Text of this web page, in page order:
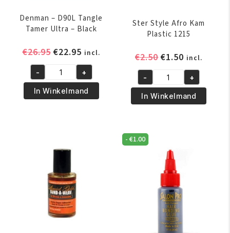
Denman – D90L Tangle
Tamer Ultra – Black
€26.95 Oorspronkelijke
was:
€26.95.
€22.95Huidige
prijs
is:
€22.95.
incl.
Denman
D90L
aantal
- +
In Winkelmand
Ster Style Afro Kam
Plastic 1215
€2.50
was:
€2.50.
€1.50 Huidige
prijs
is:
€1.50.
incl.
Ster
Style
Afro
Plastic
1215
- +
In Winkelmand
-€1.00